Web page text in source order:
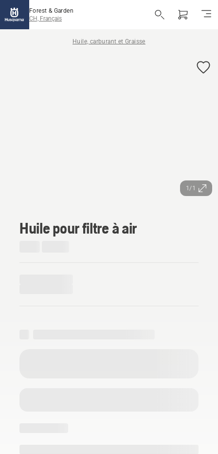
Forest & Garden
CH, Français
Huile, carburant et Graisse
1/1
Huile pour filtre à air